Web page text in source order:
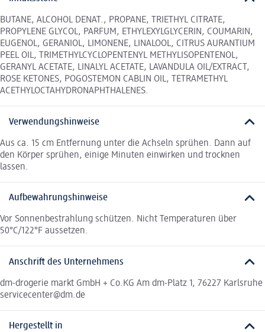
BUTANE, ALCOHOL DENAT., PROPANE, TRIETHYL CITRATE,
PROPYLENE GLYCOL, PARFUM, ETHYLEXYLGLYCERIN, COUMARIN,
EUGENOL, GERANIOL, LIMONENE, LINALOOL, CITRUS AURANTIUM
PEEL OIL, TRIMETHYLCYCLOPENTENYL METHYLISOPENTENOL,
GERANYL ACETATE, LINALYL ACETATE, LAVANDULA OIL/EXTRACT,
ROSE KETONES, POGOSTEMON CABLIN OIL, TETRAMETHYL
ACETHYLOCTAHYDRONAPHTHALENES.
Verwendungshinweise
Aus ca. 15 cm Entfernung unter die Achseln sprühen. Dann auf
den Körper sprühen, einige Minuten einwirken und trocknen
lassen.
Aufbewahrungshinweise
Vor Sonnenbestrahlung schützen. Nicht Temperaturen über
50°C/122°F aussetzen.
Anschrift des Unternehmens
dm-drogerie markt GmbH + Co.KG Am dm-Platz 1, 76227 Karlsruhe
servicecenter@dm.de
Hergestellt in